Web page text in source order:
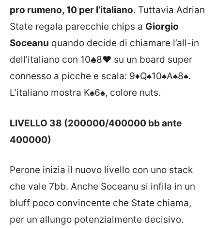
pro rumeno, 10 per l’italiano. Tuttavia Adrian
State regala parecchie chips a Giorgio
Soceanu quando decide di chiamare l’all-in
dell’italiano con 10♣8♥ su un board super
connesso a picche e scala: 9♦Q♠10♠A♠8♠.
L’italiano mostra K♠6♠, colore nuts.
LIVELLO 38 (200000/400000 bb ante
400000)
Perone inizia il nuovo livello con uno stack
che vale 7bb. Anche Soceanu si infila in un
bluff poco convincente che State chiama,
per un allungo potenzialmente decisivo.